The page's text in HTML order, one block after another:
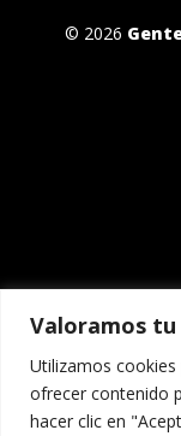
Valoramos tu
Utilizamos
ofrecer contenido
hacer clic en
© 2026